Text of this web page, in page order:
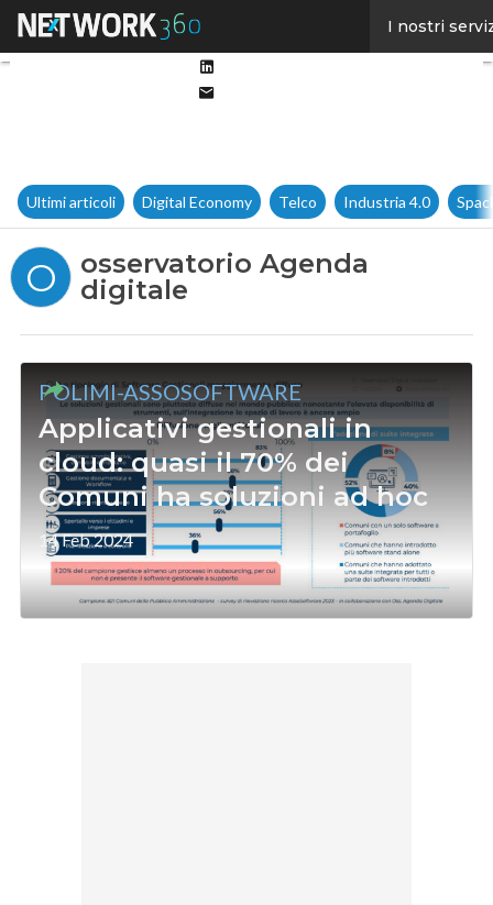
I nostri
Ultimi articoli Digital Economy Telco Industria 4.0
O
osservatorio Agenda
digitale
POLIMI-ASSOSOFTWARE
Applicativi gestionali in
cloud: quasi il 70% dei
Comuni ha soluzioni ad hoc
14 Feb 2024